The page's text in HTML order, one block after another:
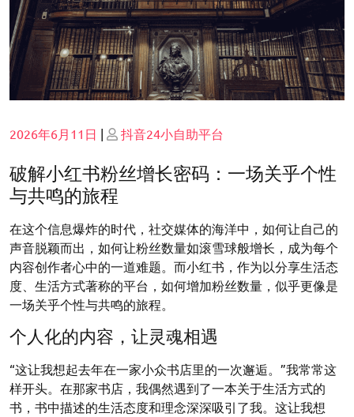
Posted
2026年6月11日 | Posted
抖音24小自助平台
破解小红书粉丝增长密码：一场关乎个性
与共鸣的旅程
在这个信息爆炸的时代，社交媒体的海洋中，如何让自己的
声音脱颖而出，如何让粉丝数量如滚雪球般增长，成为每个
内容创作者心中的一道难题。而小红书，作为以分享生活态
度、生活方式著称的平台，如何增加粉丝数量，似乎更像是
一场关乎个性与共鸣的旅程。
个人化的内容，让灵魂相遇
“这让我想起去年在一家小众书店里的一次邂逅。”我常常这
样开头。在那家书店，我偶然遇到了一本关于生活方式的
书，书中描述的生活态度和理念深深吸引了我。这让我想